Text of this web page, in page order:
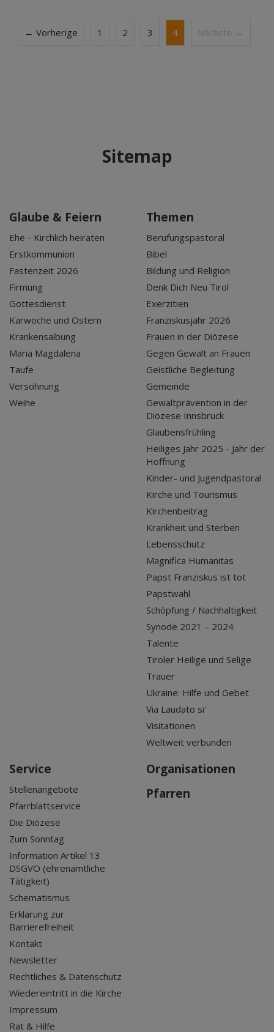
← Vorherige 1 2 3 4 Nächste →
Sitemap
Glaube & Feiern
Ehe - Kirchlich heiraten
Erstkommunion
Fastenzeit 2026
Firmung
Gottesdienst
Karwoche und Ostern
Krankensalbung
Maria Magdalena
Taufe
Versöhnung
Weihe
Themen
Berufungspastoral
Bibel
Bildung und Religion
Denk Dich Neu Tirol
Exerzitien
Franziskusjahr 2026
Frauen in der Diözese
Gegen Gewalt an Frauen
Geistliche Begleitung
Gemeinde
Gewaltprävention in der
Diözese Innsbruck
Glaubensfrühling
Heiliges Jahr 2025 - Jahr der
Hoffnung
Kinder- und Jugendpastoral
Kirche und Tourismus
Kirchenbeitrag
Krankheit und Sterben
Lebensschutz
Magnifica Humanitas
Papst Franziskus ist tot
Papstwahl
Schöpfung / Nachhaltigkeit
Synode 2021 – 2024
Talente
Tiroler Heilige und Selige
Trauer
Ukraine: Hilfe und Gebet
Via Laudato si'
Visitationen
Weltweit verbunden
Service
Stellenangebote
Pfarrblattservice
Die Diözese
Zum Sonntag
Information Artikel 13
DSGVO (ehrenamtliche
Tätigkeit)
Schematismus
Erklärung zur
Barrierefreiheit
Kontakt
Newsletter
Rechtliches & Datenschutz
Wiedereintritt in die Kirche
Impressum
Rat & Hilfe
Organisationen
Pfarren